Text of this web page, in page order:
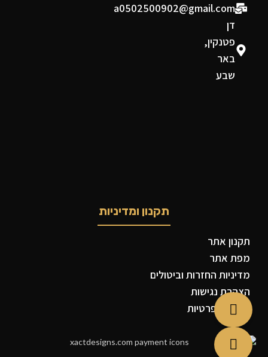
a0502500902@gmail.com
דן
פטנקין,
באר
שבע
תקנון ומדיניות
תקנון אתר
מפת אתר
מדיניות החזרות וביטולים
הצהרת נגישות
מדיניות פרטיות